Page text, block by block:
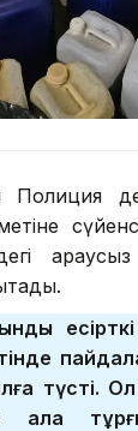
Полиция
түсті.
қала